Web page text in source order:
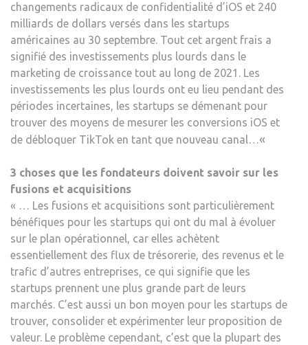
changements radicaux de confidentialité d’iOS et 240
milliards de dollars versés dans les startups
américaines au 30 septembre. Tout cet argent frais a
signifié des investissements plus lourds dans le
marketing de croissance tout au long de 2021. Les
investissements les plus lourds ont eu lieu pendant des
périodes incertaines, les startups se démenant pour
trouver des moyens de mesurer les conversions iOS et
de débloquer TikTok en tant que nouveau canal…«
3 choses que les fondateurs doivent savoir sur les
fusions et acquisitions
« … Les fusions et acquisitions sont particulièrement
bénéfiques pour les startups qui ont du mal à évoluer
sur le plan opérationnel, car elles achètent
essentiellement des flux de trésorerie, des revenus et le
trafic d’autres entreprises, ce qui signifie que les
startups prennent une plus grande part de leurs
marchés. C’est aussi un bon moyen pour les startups de
trouver, consolider et expérimenter leur proposition de
valeur. Le problème cependant, c’est que la plupart des